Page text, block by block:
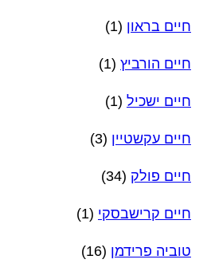
חיים בראון (1)
חיים הורביץ (1)
חיים ישכיל (1)
חיים עקשטיין (3)
חיים פולק (34)
חיים קרישבסקי (1)
טוביה פרידמן (16)